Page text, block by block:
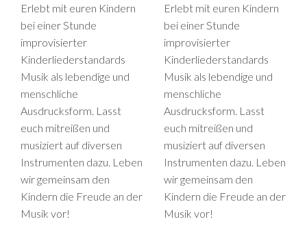
Erlebt mit euren Kindern
bei einer Stunde
improvisierter
Kinderliederstandards
Musik als lebendige und
menschliche
Ausdrucksform. Lasst
euch mitreißen und
musiziert auf diversen
Instrumenten dazu. Leben
wir gemeinsam den
Kindern die Freude an der
Musik vor!
Erlebt mit euren Kindern
bei einer Stunde
improvisierter
Kinderliederstandards
Musik als lebendige und
menschliche
Ausdrucksform. Lasst
euch mitreißen und
musiziert auf diversen
Instrumenten dazu. Leben
wir gemeinsam den
Kindern die Freude an der
Musik vor!